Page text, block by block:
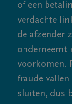
of een
verdachte
de afzender
onderneemt
voorkomen.
fraude
sluiten, dus